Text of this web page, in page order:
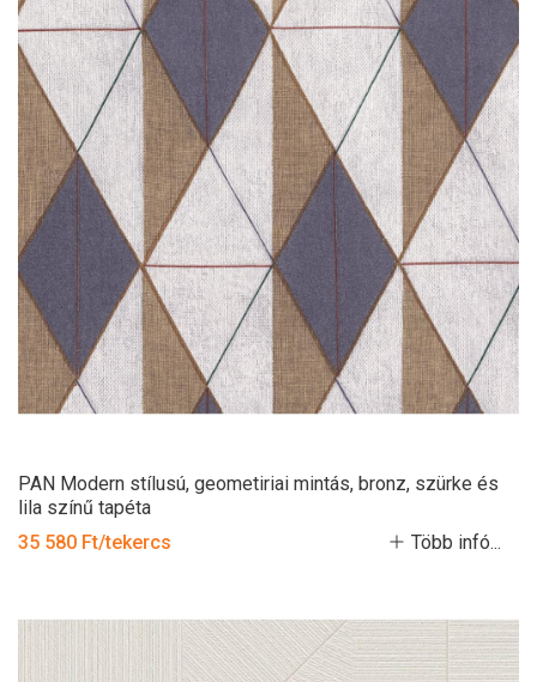
PAN Modern stílusú, geometiriai mintás, bronz, szürke és
lila színű tapéta
35 580 Ft/tekercs
Több infó...